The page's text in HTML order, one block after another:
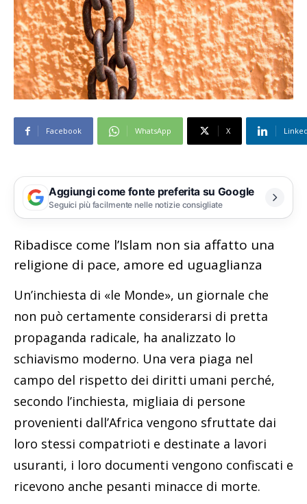
Facebook WhatsApp X
Aggiungi come fonte preferita su Google
Seguici più facilmente nelle notizie consigliate
Ribadisce come l’Islam non sia affatto una
religione di pace, amore ed uguaglianza
Un’inchiesta di «le Monde», un giornale che
non può certamente considerarsi di pretta
propaganda radicale, ha analizzato lo
schiavismo moderno. Una vera piaga nel
campo del rispetto dei diritti umani perché,
secondo l’inchiesta, migliaia di persone
provenienti dall’Africa vengono sfruttate dai
loro stessi compatrioti e destinate a lavori
usuranti, i loro documenti vengono confiscati e
ricevono anche pesanti minacce di morte.